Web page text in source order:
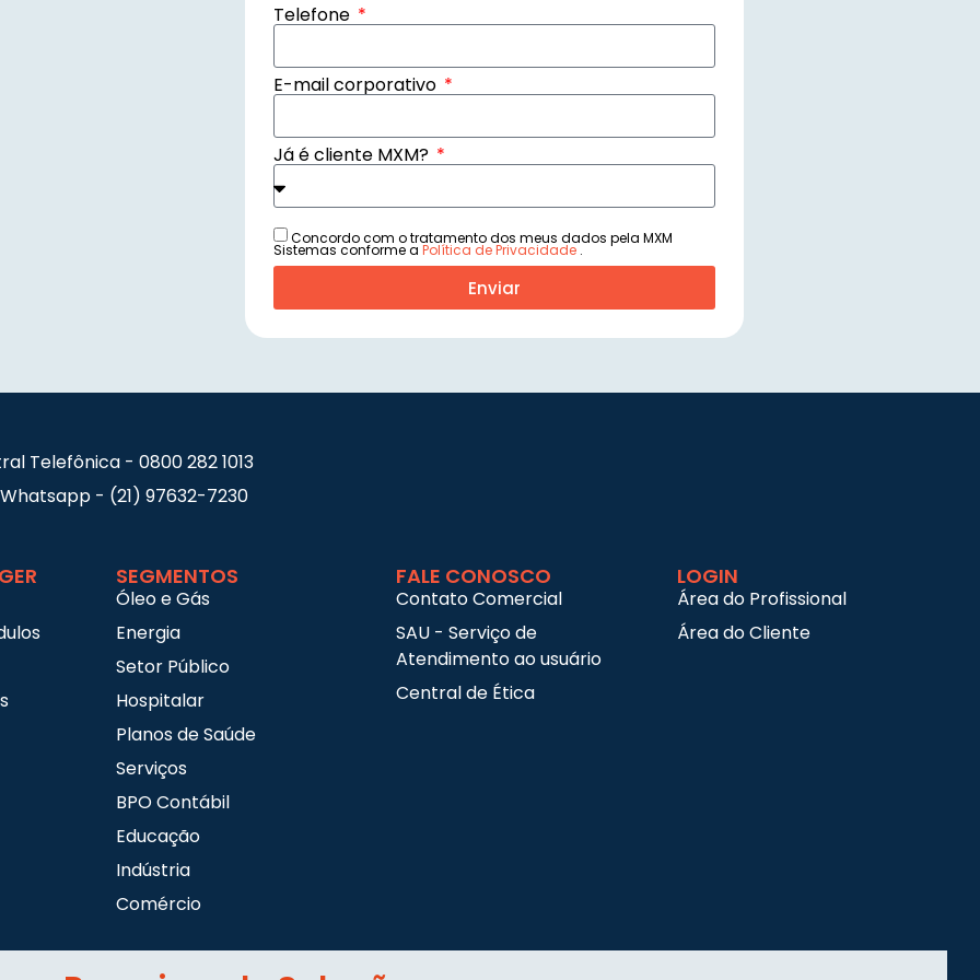
Telefone
E-mail corporativo
Já é cliente MXM?
Concordo com o tratamento dos meus dados pela MXM
Sistemas conforme a Política de Privacidade .
Enviar
Telefônica - 0800 282 1013
Whatsapp - (21) 97632-7230
SEGMENTOS
Óleo e Gás
Energia
Setor Público
Hospitalar
Planos de Saúde
Serviços
BPO Contábil
Educação
Indústria
Comércio
FALE CONOSCO
Contato Comercial
SAU - Serviço de
Atendimento ao usuário
Central de Ética
LOGIN
Área do Profissional
Área do Cliente